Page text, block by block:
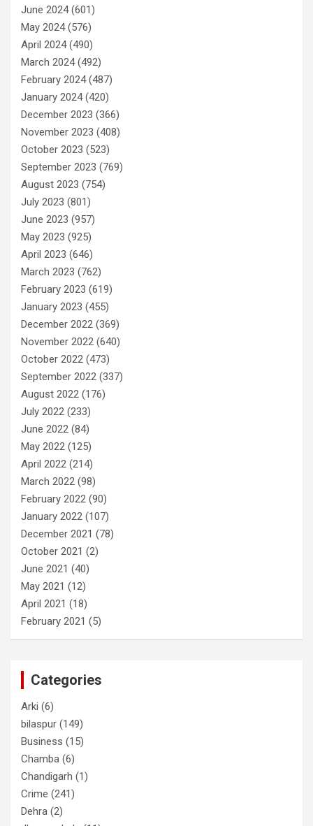
June 2024(601)
May 2024(576)
April 2024(490)
March 2024(492)
February 2024(487)
January 2024(420)
December 2023 (366)
November 2023 (408)
October 2023 (523)
September 2023 (769)
August 2023 (754)
July 2023 (801)
June 2023 (957)
May 2023 (925)
April 2023 (646)
March 2023 (762)
February 2023 (619)
January 2023 (455)
December 2022 (369)
November 2022 (640)
October 2022 (473)
September 2022 (337)
August 2022 (176)
July 2022 (233)
June 2022 (84)
May 2022 (125)
April 2022 (214)
March 2022 (98)
February 2022 (90)
January 2022 (107)
December 2021 (78)
October 2021 (2)
June 2021 (40)
May 2021 (12)
April 2021 (18)
February 2021 (5)
Categories
Arki (6)
bilaspur (149)
Business (15)
Chamba (6)
Chandigarh (1)
Crime (241)
Dehra (2)